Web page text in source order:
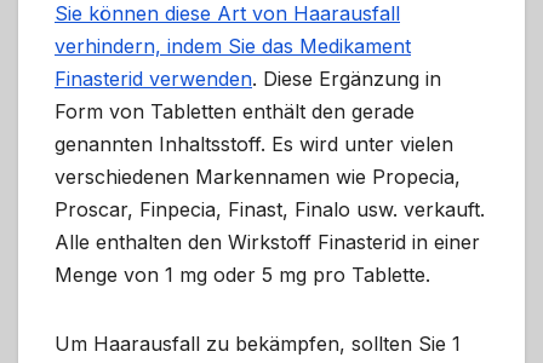
Sie können diese Art von Haarausfall
verhindern, indem Sie das Medikament
Finasterid verwenden. Diese Ergänzung in
Form von Tabletten enthält den gerade
genannten Inhaltsstoff. Es wird unter vielen
verschiedenen Markennamen wie Propecia,
Proscar, Finpecia, Finast, Finalo usw. verkauft.
Alle enthalten den Wirkstoff Finasterid in einer
Menge von 1 mg oder 5 mg pro Tablette.
Um Haarausfall zu bekämpfen, sollten Sie 1